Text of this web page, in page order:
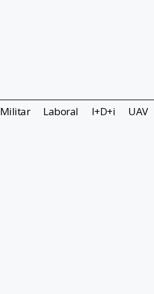
Laboral I+D+i UAV